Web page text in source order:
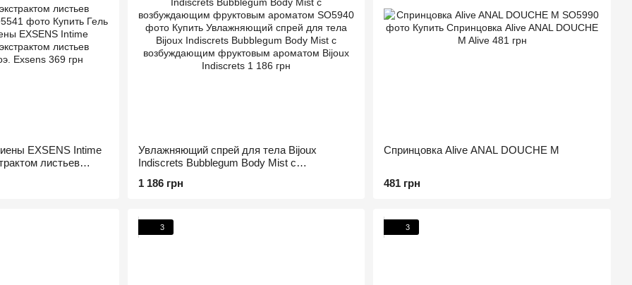
EXSENS Intime
листьев
Увлажняющий спрей для тела Bijoux
Indiscrets Bubblegum Body Mist с
1 186 грн
Спринцовка Alive ANAL DOUCHE M
481 грн
3 3